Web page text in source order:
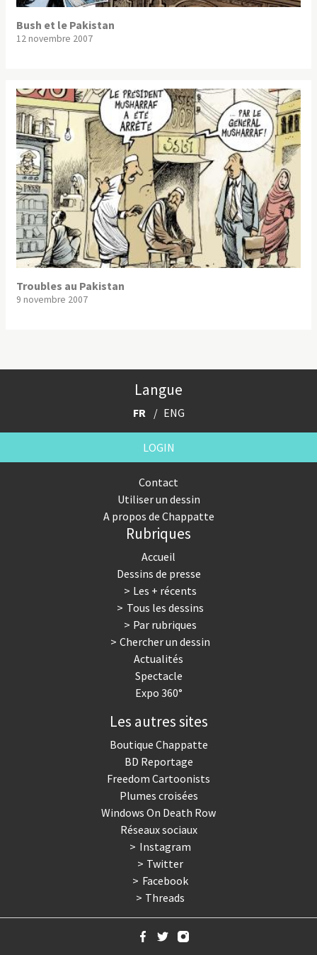
Bush et le Pakistan
12 novembre 2007
Troubles au Pakistan
9 novembre 2007
Langue
FR ENG
LOGIN
Contact
Utiliser un dessin
A propos de Chappatte
Rubriques
Accueil
Dessins de presse
Les + récents
Tous les dessins
Par rubriques
Chercher un dessin
Actualités
Spectacle
Expo 360°
Les autres sites
Boutique Chappatte
BD Reportage
Freedom Cartoonists
Plumes croisées
Windows On Death Row
Réseaux sociaux
Instagram
Twitter
Facebook
Threads